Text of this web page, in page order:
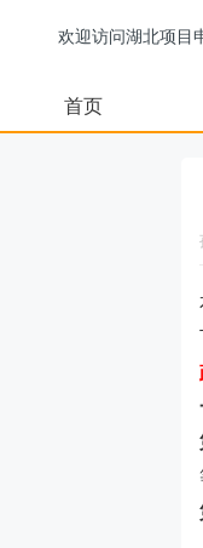
欢迎访问湖北项目
首页